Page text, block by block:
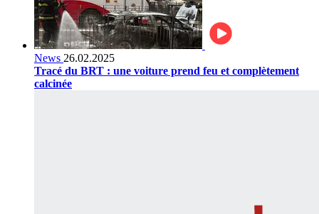
News 26.02.2025
Tracé du BRT : une voiture prend feu et complètement
calcinée